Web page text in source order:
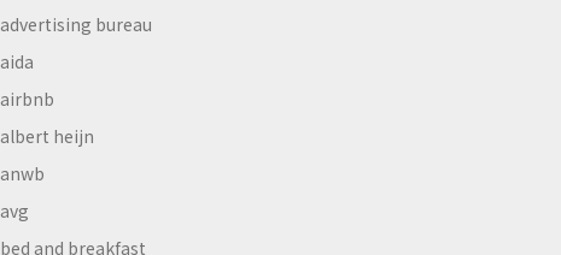
advertising bureau
aida
airbnb
albert heijn
anwb
avg
bed and breakfast